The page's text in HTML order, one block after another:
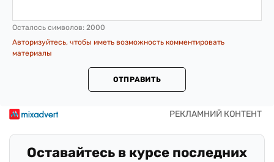
Осталось символов: 2000
Авторизуйтесь, чтобы иметь возможность комментировать
материалы
ОТПРАВИТЬ
Оставайтесь в курсе последних